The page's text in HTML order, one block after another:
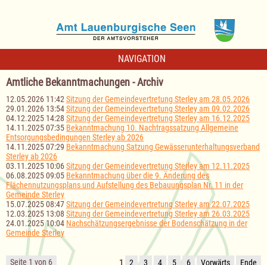
NAVIGATION
Amtliche Bekanntmachungen - Archiv
12.05.2026 11:42 Sitzung der Gemeindevertretung Sterley am 28.05.2026
29.01.2026 13:54Sitzung der Gemeindevertretung Sterley am 09.02.2026
04.12.2025 14:28 Sitzung der Gemeindevertretung Sterley am 16.12.2025
14.11.2025 07:35 Bekanntmachung 10. Nachtragssatzung Allgemeine
Entsorgungsbedingungen Sterley ab 2026
14.11.2025 07:29 Bekanntmachung Satzung Gewässerunterhaltungsverband
Sterley ab 2026
03.11.2025 10:06Sitzung der Gemeindevertretung Sterley am 12.11.2025
06.08.2025 09:05 Bekanntmachung über die 9. Änderung des
Flächennutzungsplans und Aufstellung des Bebauungsplan Nr. 11 in der
Gemeinde Sterley
15.07.2025 08:47Sitzung der Gemeindevertretung Sterley am 22.07.2025
12.03.2025 13:08 Sitzung der Gemeindevertretung Sterley am 26.03.2025
24.01.2025 10:04 Nachschätzungsergebnisse der Bodenschätzung in der
Gemeinde Sterley
Seite 1 von 6 1 2 3 4 5 6 Vorwärts Ende